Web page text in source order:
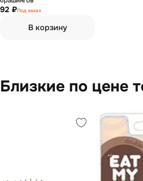
92 ₽Под заказ
В корзину
Близкие по цене